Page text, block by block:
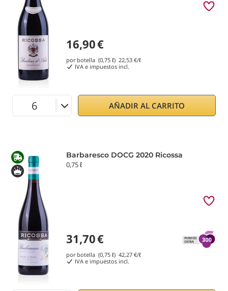
16,90€
por botella (0,75 ℓ) 22,53 €/ℓ
IVA e impuestos incl.
AÑADIR AL CARRITO
Barbaresco DOCG 2020 Ricossa
0,75 ℓ
31,70€
por botella (0,75 ℓ) 42,27 €/ℓ
IVA e impuestos incl.